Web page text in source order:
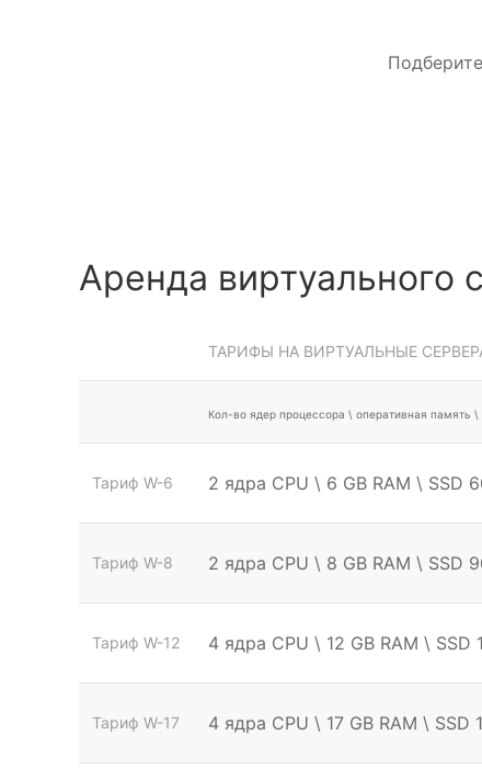
Аренда виртуального
ТАРИФЫ НА ВИРТУАЛЬНЫЕ
Кол-во ядер процессора \ оперативная память \
Тариф W-6 2 ядра CPU \ 6 GB RAM \ SSD
Тариф W-8 2 ядра CPU \ 8 GB RAM \ SSD
Тариф W-12 4 ядра CPU \ 12 GB RAM \ SSD
Тариф W-17 4 ядра CPU \ 17 GB RAM \ SSD